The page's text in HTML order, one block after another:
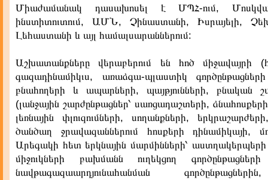
Միաժամանակ դասախոսել է ՄՊՀ-ում,
ինստիտուտում, ԱՄՆ, Չինաստանի, Իսրայելի,
Լեհաստանի և այլ համալսարաններում:
Աշխատանքները վերաբերում են հոծ միջավայրի
գազադինամիկւս, առաձգա-պլաստիկ
բնահողերի և ապարների, պայթյունների, բնական
(լանջային շարժընթացներ՝ սառցադաշտերի,
լեռնային փլուզումների, սողանքների,
ծանծաղ ջրավազաններում հոսքերի դինամիկայի,
Արեգակի հետ երկնային մարմինների՝ աստղակերպերի
միջուկների բախմանն ուղեկցող
նավթագազաարդյունահանման